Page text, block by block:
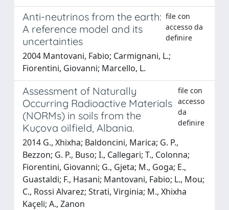
Anti-neutrinos from the earth:
A reference model and its
uncertainties
file con
accesso da
definire
2004 Mantovani, Fabio; Carmignani, L.;
Fiorentini, Giovanni; Marcello, L.
Assessment of Naturally
Occurring Radioactive Materials
(NORMs) in soils from the
Kuçova oilfield, Albania.
file con
accesso
da
definire
2014 G., Xhixha; Baldoncini, Marica; G. P.,
Bezzon; G. P., Buso; I., Callegari; T., Colonna;
Fiorentini, Giovanni; G., Gjeta; M., Goga; E.,
Guastaldi; F., Hasani; Mantovani, Fabio; L., Mou;
C., Rossi Alvarez; Strati, Virginia; M., Xhixha
Kaçeli; A., Zanon